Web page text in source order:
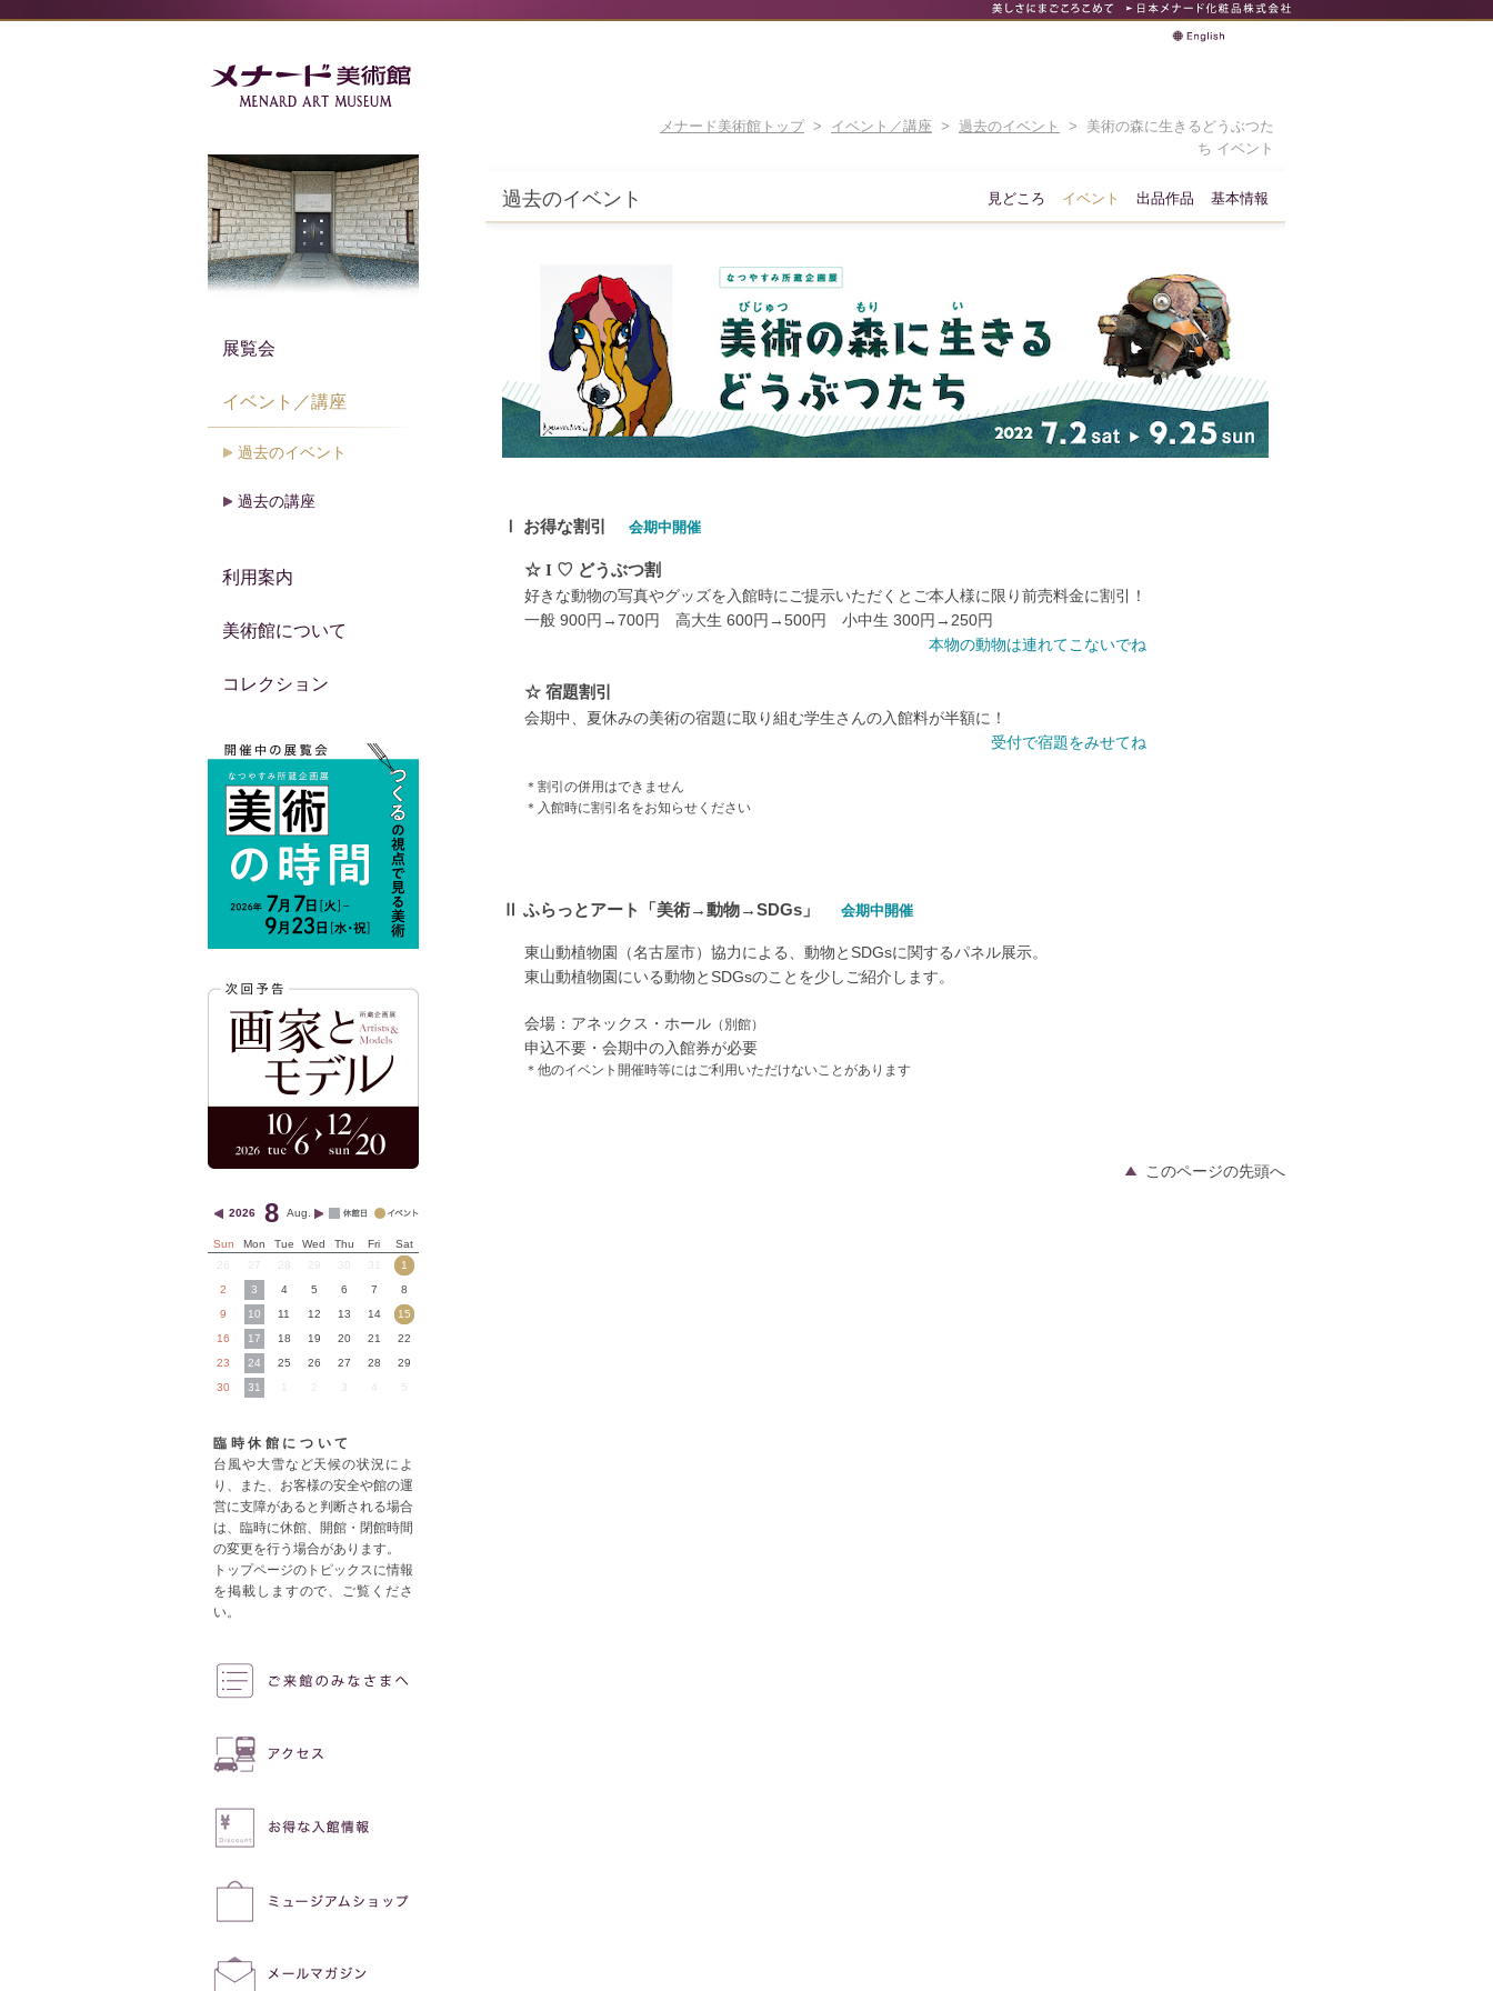
メナード美術館トップ > イベント／講座 > 過去のイベント
> 美術の森に生きるどうぶつた
ち イベント
過去のイベント 基本情報
出品作品
イベント
見どころ
Ⅰ お得な割引 会期中開催
☆ I ♡ どうぶつ割
好きな動物の写真やグッズを入館時にご提示いただくとご本人様に限り前売料金に割引！
一般 900円→700円 高大生 600円→500円 小中生 300円→250円
本物の動物は連れてこないでね
☆ 宿題割引
会期中、夏休みの美術の宿題に取り組む学生さんの入館料が半額に！
受付で宿題をみせてね
＊割引の併用はできません
＊入館時に割引名をお知らせください
Ⅱ ふらっとアート「美術→動物→SDGs」 会期中開催
東山動植物園（名古屋市）協力による、動物とSDGsに関するパネル展示。
東山動植物園にいる動物とSDGsのことを少しご紹介します。
会場：アネックス・ホール （別館）
申込不要・会期中の入館券が必要
＊他のイベント開催時等にはご利用いただけないことがあります
このページの先頭へ
展覧会
イベント／講座
過去のイベント
過去の講座
利用案内
美術館について
コレクション
2026 8 Aug.
Sun Mon Tue Wed Thu Fri
Sat
27 29 30 31
1
2
3 4 5 6 7
8
9
10 11 12 13 14
15
16
17 18 19 20 21
22
23
24 25 26 27 28
29
30
31 3 4 5
臨時休館について
台風や大雪など天候の状況によ
り、また、お客様の安全や館の運
営に支障があると判断される場合
は、臨時に休館、開館・閉館時間
の変更を行う場合があります。
トップページのトピックスに情報
を掲載しますので、ご覧くださ
い。